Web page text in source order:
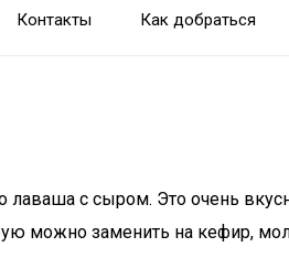
Контакты Как добраться
с сыром. Это очень
можно заменить на кефир,